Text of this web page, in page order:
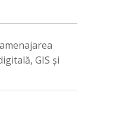
GIS şi